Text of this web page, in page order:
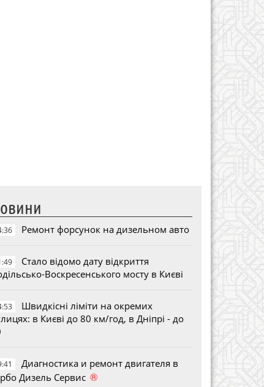
Ремонт форсунок на дизельном авто
Стало відомо дату відкриття
Воскресенського мосту в Києві
Швидкісні ліміти на окремих
в Києві до 80 км/год, в Дніпрі - до
Диагностика и ремонт двигателя в
Дизель Сервис ®